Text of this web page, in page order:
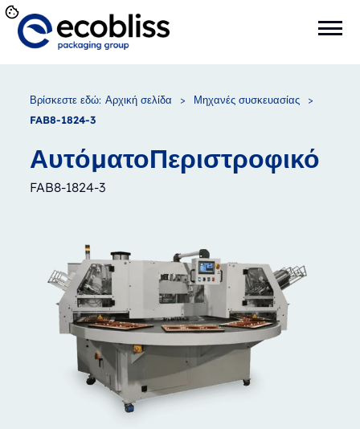
Βρίσκεστε εδώ: Αρχική σελίδα > Μηχανές συσκευασίας
>
FAB8-1824-3
ΑυτόματοΠεριστροφικό
FAB8-1824-3